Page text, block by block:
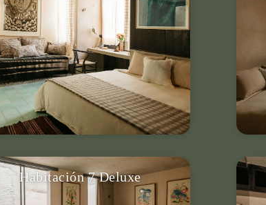
Para 2 personas, cama King, baño
privado, terraza privada, aire
acondicionado, smart TV & más.
VER DETALLES
Habitación 7 Deluxe